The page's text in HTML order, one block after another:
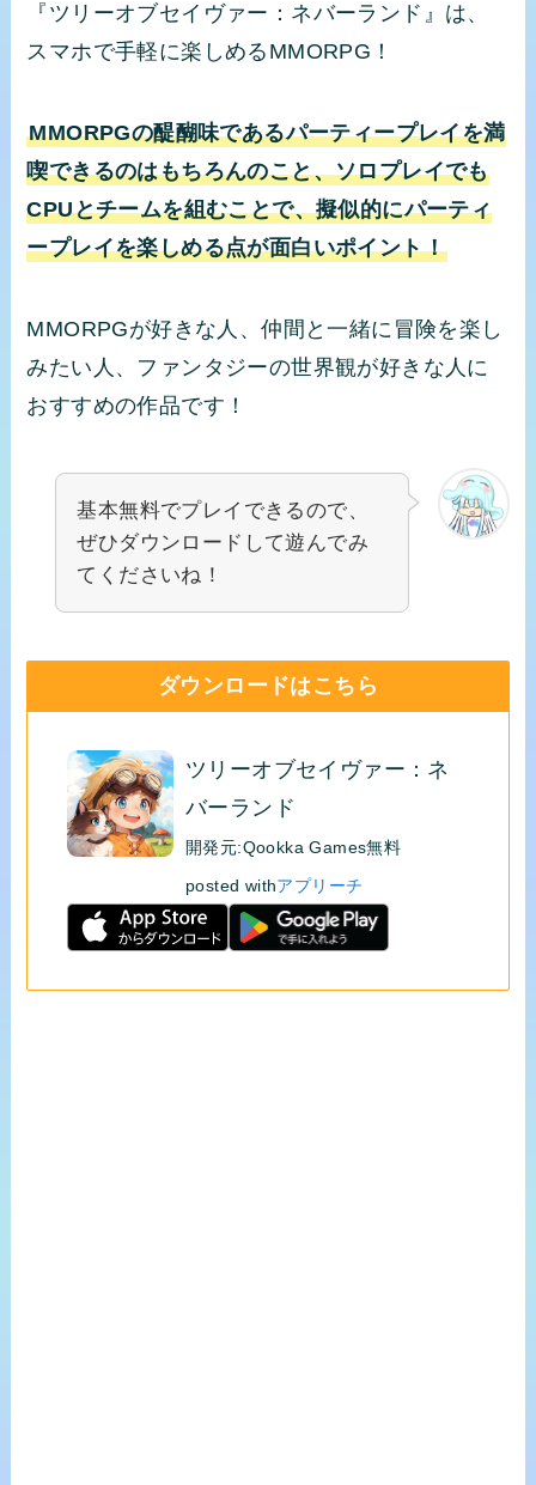
『ツリーオブセイヴァー：ネバーランド』は、
スマホで手軽に楽しめるMMORPG！
MMORPGの醍醐味であるパーティープレイを満
喫できるのはもちろんのこと、ソロプレイでも
CPUとチームを組むことで、擬似的にパーティ
ープレイを楽しめる点が面白いポイント！
MMORPGが好きな人、仲間と一緒に冒険を楽し
みたい人、ファンタジーの世界観が好きな人に
おすすめの作品です！
基本無料でプレイできるので、
ぜひダウンロードして遊んでみ
てくださいね！
ダウンロードはこちら
ツリーオブセイヴァー：ネ
バーランド
開発元:Qookka Games無料
posted withアプリーチ